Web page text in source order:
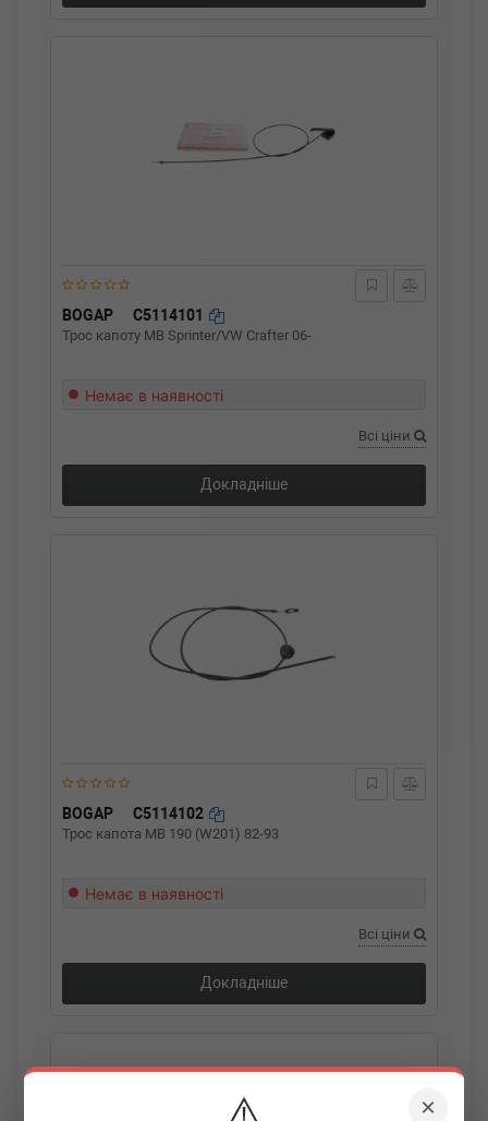
×
BOGAP C5114101
Трос капоту MB Sprinter/VW Crafter 06-
Немає в наявності
Всі ціни
Докладніше
BOGAP C5114102
Трос капота MB 190 (W201) 82-93
Немає в наявності
Всі ціни
Докладніше